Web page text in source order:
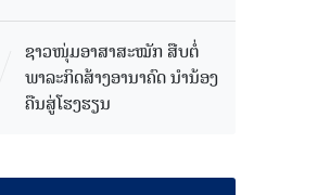
ຊາວໜຸ່ມອາສາສະໝັກ ສືບຕໍ່
ພາລະກິດສ້າງອານາຄົດ ນໍານ້ອງ
ຄືນສູ່ໂຮງຮຽນ